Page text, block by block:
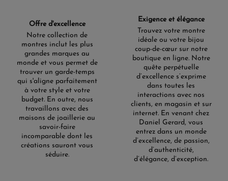
s'adapter à toutes les situations, que ce soit pour une
tenue de bureau, une sortie décontractée ou une activité
sportive. Les modèles comme la Jazzmaster Performer
Chronographe, avec ses fonctionnalités avancées, sont
parfaits pour les amateurs de montres sportives. Pour un
look plus formel, la montre Jazzmaster Day Date offre
une élégance discrète tout en affichant les informations
essentielles. Les modèles Skeleton et Open Heart
ajoutent une touche de sophistication à une tenue de
soirée, tandis que le Viewmatic, avec son fond
transparent, est idéal pour ceux qui apprécient la beauté
des mouvements horlogers. Cette polyvalence permet à
chaque homme et femme de trouver une montre qui
complète leur style de vie.
Des modèles iconiques : une
Offre d'excellence
Notre collection de
montres inclut les plus
grandes marques au
monde et vous permet de
trouver un garde-temps
qui s'aligne parfaitement
à votre style et votre
budget. En outre, nous
travaillons avec des
maisons de joaillerie au
savoir-faire
incomparable dont les
créations sauront vous
séduire.
Exigence et élégance
Trouvez votre montre
idéale ou votre bijou
coup-de-cœur sur notre
boutique en ligne. Notre
quête perpétuelle
d’excellence s’exprime
dans toutes les
interactions avec nos
clients, en magasin et sur
internet. En venant chez
Daniel Gerard, vous
entrez dans un monde
d’excellence, de passion,
d’authenticité,
d’élégance, d’exception.